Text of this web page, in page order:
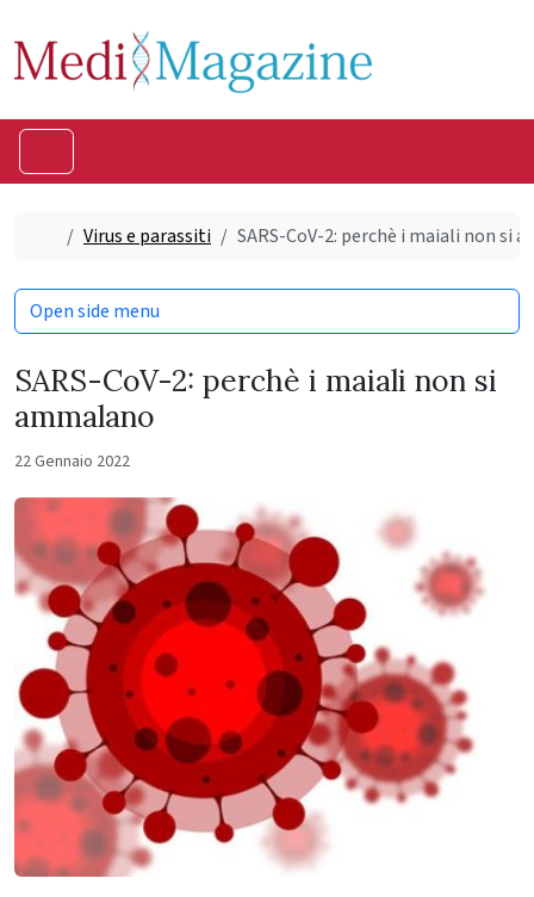
Home
Virus e parassiti SARS-CoV-2: perchè i maiali non si
SARS-CoV-2: perchè i maiali non si
ammalano
22 Gennaio 2022
Open side menu